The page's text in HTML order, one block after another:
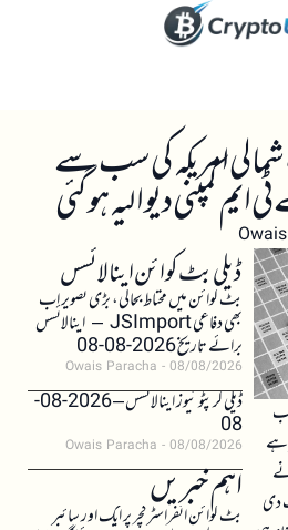
امریکہ کی سب سے
کمپنی دیوالیہ ہو گئی
ہے
دی
ڈیلی بٹ کوائن اینالائسس
بٹ کوائن میں محتاط بحالی، بڑی تصویر اب
بھی دفاعی JSImport – اینالائسس
برائے تاریخ 2026-08-08
Owais Paracha 08/08/2026
ڈیلی کرپٹو نیوز اینالائسس – 2026-08-
08
Owais Paracha 08/08/2026
اہم خبریں
بٹ کوائن انفراسٹرکچر پر ایک اور سائبر